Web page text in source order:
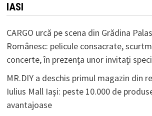
IASI
CARGO urcă pe scena din Grădina
Românesc: pelicule consacrate,
concerte, în prezența unor invitați
MR.DIY a deschis primul magazin din
Iulius Mall Iași: peste 10.000 de
avantajoase